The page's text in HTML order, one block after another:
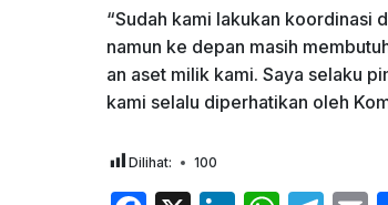
“Sudah kami lakukan koordinasi
namun ke depan masih
an aset milik kami. Saya selaku
kami selalu diperhatikan oleh
Dilihat: 100